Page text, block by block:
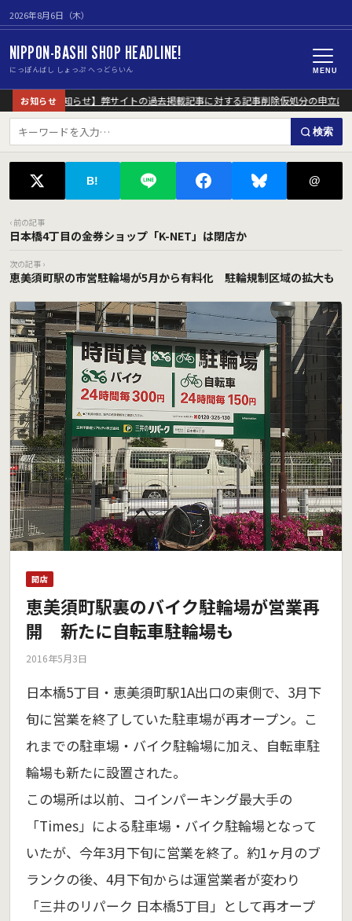
2026年8月6日（木）
NIPPON-BASHI SHOP HEADLINE!
にっぽんばし しょっぷ へっどらいん MENU
お知らせ
【重要なお知らせ】弊サイトの過去掲載記事に対する記事削除仮処分の申立につ
検索
B! @
‹ 前の記事
日本橋4丁目の金券ショップ「K-NET」は閉店か
次の記事 ›
恵美須町駅の市営駐輪場が5月から有料化 駐輪規制区域の拡大も
開店
恵美須町駅裏のバイク駐輪場が営業再
開 新たに自転車駐輪場も
2016年5月3日
日本橋5丁目・恵美須町駅1A出口の東側で、3月下
旬に営業を終了していた駐車場が再オープン。こ
れまでの駐車場・バイク駐輪場に加え、自転車駐
輪場も新たに設置された。
この場所は以前、コインパーキング最大手の
「Times」による駐車場・バイク駐輪場となって
いたが、今年3月下旬に営業を終了。約1ヶ月のブ
ランクの後、4月下旬からは運営業者が変わり
「三井のリパーク 日本橋5丁目」として再オープ